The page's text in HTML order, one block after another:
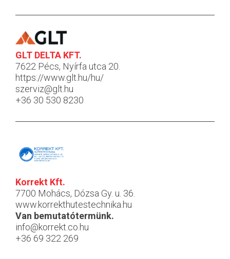
GLT DELTA KFT.
7622 Pécs, Nyírfa utca 20.
https://www.glt.hu/hu/
szerviz@glt.hu
+36 30 530 8230
Korrekt Kft.
7700 Mohács, Dózsa Gy. u. 36.
www.korrekthutestechnika.hu
Van bemutatótermünk.
info@korrekt.co.hu
+36 69 322 269